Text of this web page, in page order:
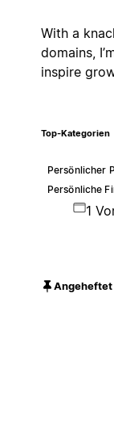
With a
domains,
inspire
Top-Kategorien
Persönlicher
Persönliche
1
Angeheftet